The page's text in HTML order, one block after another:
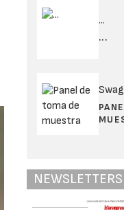
...
...
NEWSLETTERS